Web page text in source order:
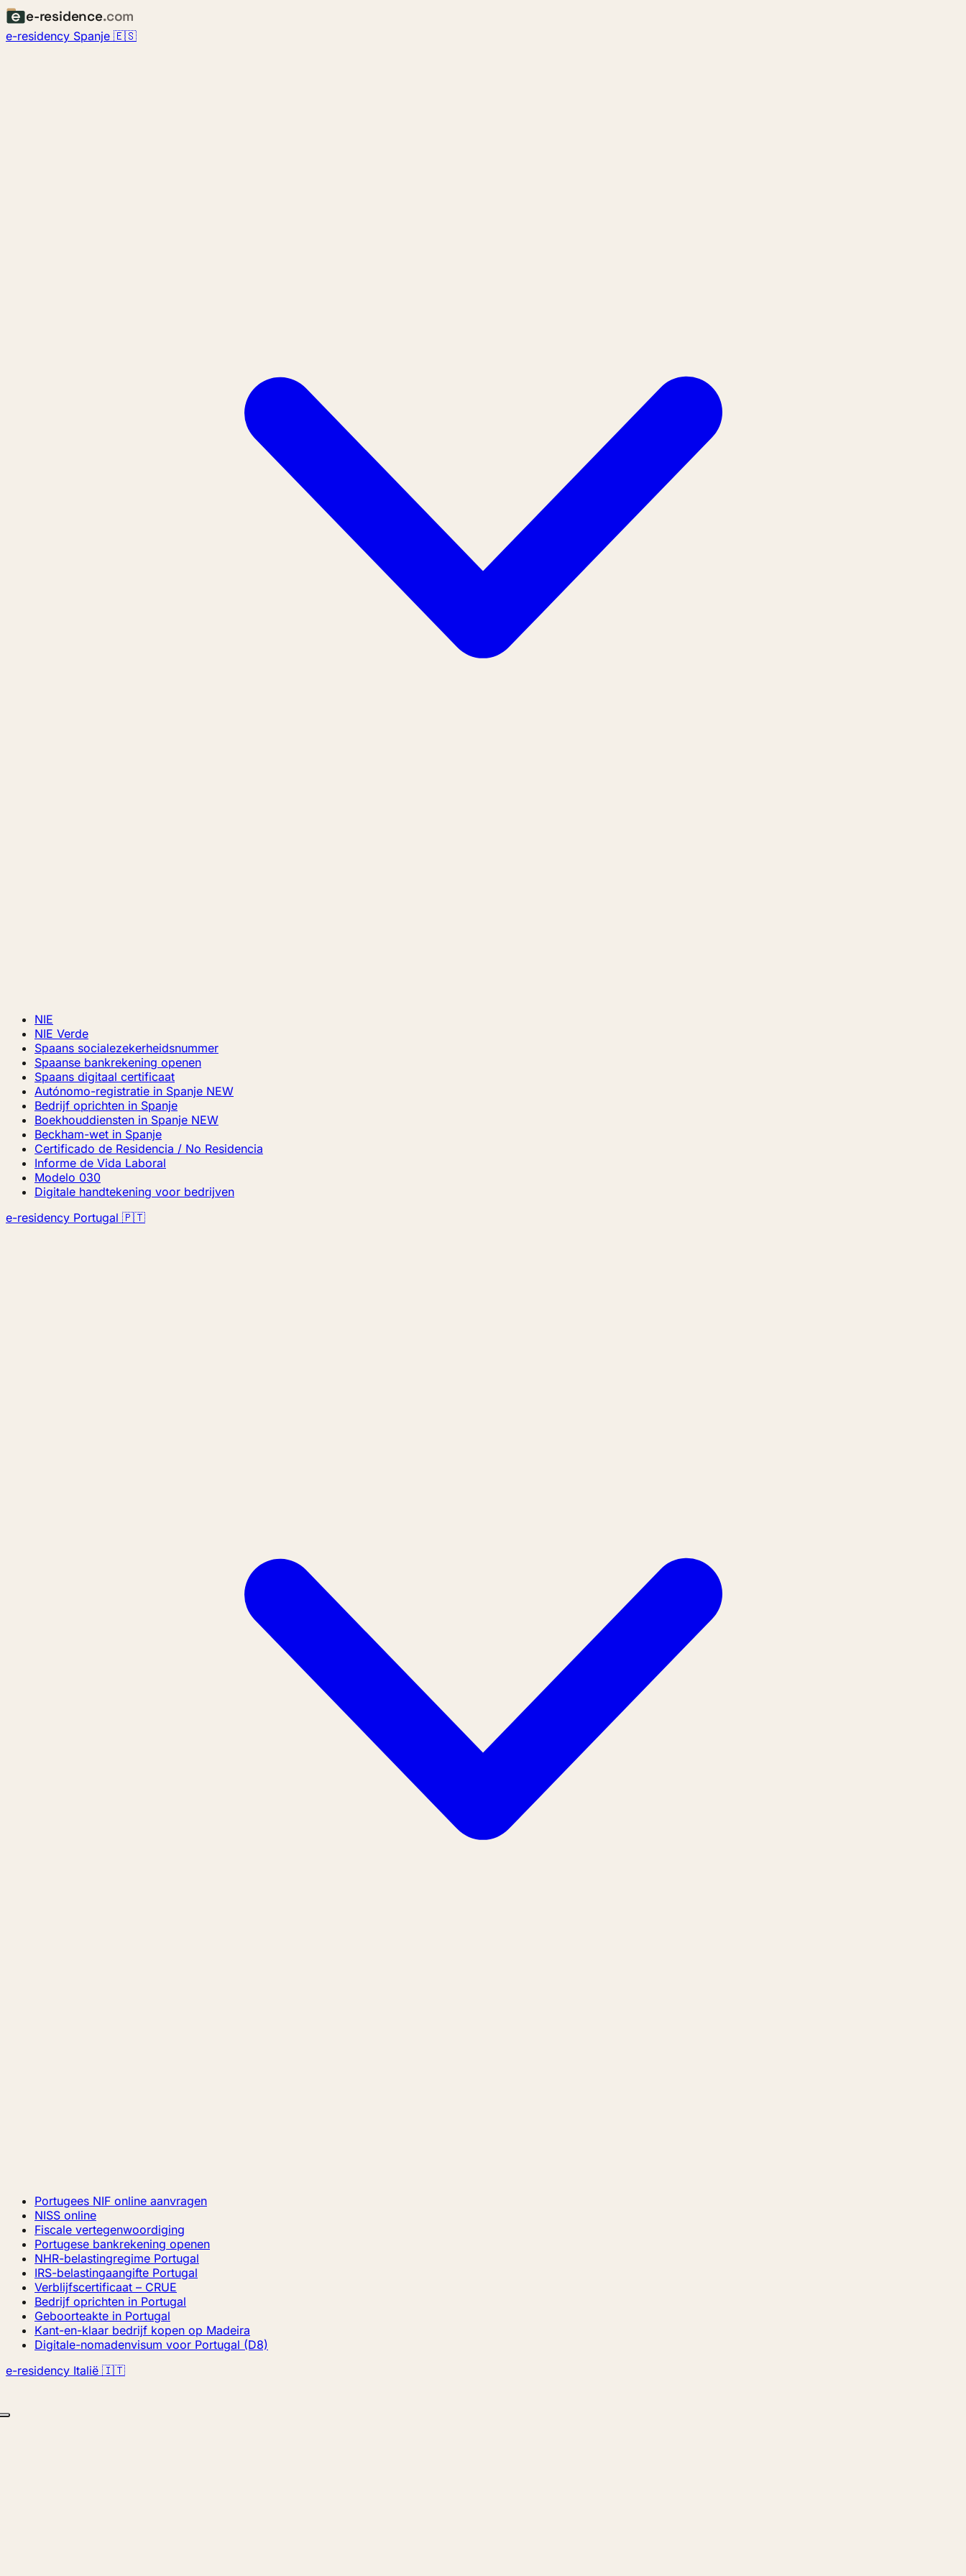
e-residence.com
e-residency Spanje 🇪🇸
NIE
NIE Verde
Spaans socialezekerheidsnummer
Spaanse bankrekening openen
Spaans digitaal certificaat
Autónomo-registratie in Spanje NEW
Bedrijf oprichten in Spanje
Boekhouddiensten in Spanje NEW
Beckham-wet in Spanje
Certificado de Residencia / No Residencia
Informe de Vida Laboral
Modelo 030
Digitale handtekening voor bedrijven
e-residency Portugal 🇵🇹
Portugees NIF online aanvragen
NISS online
Fiscale vertegenwoordiging
Portugese bankrekening openen
NHR-belastingregime Portugal
IRS-belastingaangifte Portugal
Verblijfscertificaat – CRUE
Bedrijf oprichten in Portugal
Geboorteakte in Portugal
Kant-en-klaar bedrijf kopen op Madeira
Digitale-nomadenvisum voor Portugal (D8)
e-residency Italië 🇮🇹